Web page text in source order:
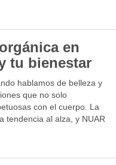
en
tu bienestar
hablamos de belleza y
que no solo
con el cuerpo. La
tendencia al alza, y NUAR